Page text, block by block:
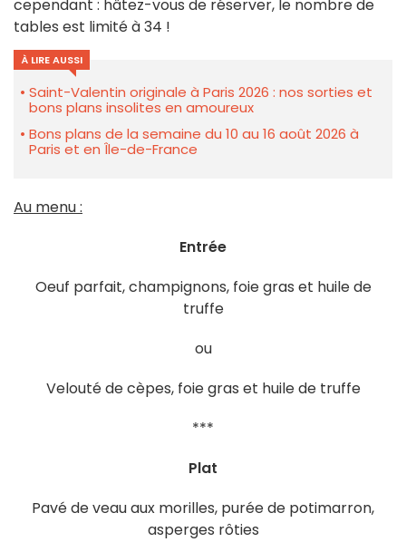
cependant : hâtez-vous de réserver, le nombre de
tables est limité à 34 !
À LIRE AUSSI
Saint-Valentin originale à Paris 2026 : nos sorties et
bons plans insolites en amoureux
Bons plans de la semaine du 10 au 16 août 2026 à
Paris et en Île-de-France
Au menu :
Entrée
Oeuf parfait, champignons, foie gras et huile de
truffe
ou
Velouté de cèpes, foie gras et huile de truffe
***
Plat
Pavé de veau aux morilles, purée de potimarron,
asperges rôties